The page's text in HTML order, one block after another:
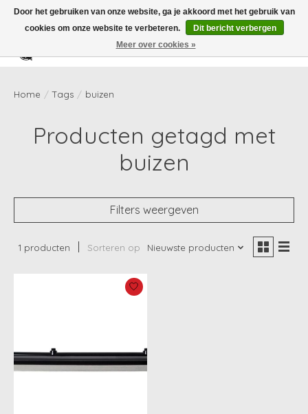
Verlanglijst
Home / Tags / buizen
Producten getagd met
buizen
Filters weergeven
1 producten Sorteren op Nieuwste producten
Door het gebruiken van onze website, ga je akkoord met het gebruik van
cookies om onze website te verbeteren.
Dit bericht verbergen
Meer over cookies »